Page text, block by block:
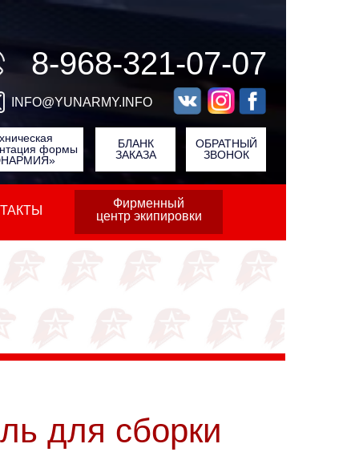
8-968-321-07-07
БЕСПЛАТНЫЙ ЗВОНОК ПО РОССИИ
INFO@YUNARMY.INFO
БЛАНК
ЗАКАЗА
формы
Фирменный
центр экипировки
ОБРАТНЫЙ
ЗВОНОК
для сборки